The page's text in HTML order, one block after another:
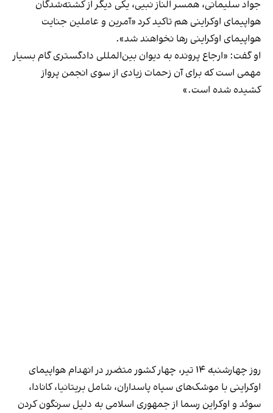
جواد سلیمانی، همسر الناز نبیی، یکی دیگر از کشته‌شدگان
هواپیمای اوکراینی هم تاکید کرد «آمرین و عاملین جنایت
هواپیمای اوکراینی رها نخواهند شد».
او گفت: «ارجاع پرونده به دیوان بین‌المللی دادگستری گام بسیار
مهمی است که برای آن زحمات زیادی از سوی انجمن پرواز
کشیده شده است.»
روز چهارشنبه ‌۱۴ تیر، چهار کشور متضرر در انهدام هواپیمای
اوکراینی با موشک‌های سپاه پاسداران، شامل بریتانیا، کانادا،
سوئد و اوکراین رسما از جمهوری اسلامی به دلیل سرنگون کردن